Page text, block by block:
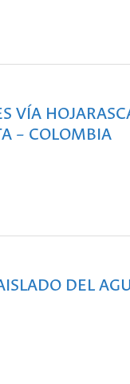
VÍA
– COLOMBIA
DEL